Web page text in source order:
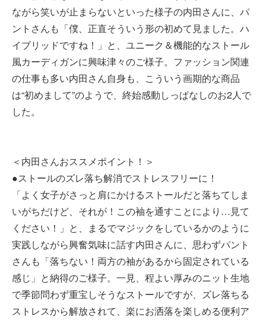
ながら笑いが止まらないといった様子の内田さんに、パ
ントさんも「僕、正直そういう形の初めて見ました。ハ
イブリッドですね！」と、ユニーク＆機能的なストール
風カーディガンに興味津々のご様子。ファッション関連
の仕事も多い内田さん自身も、こういう画期的な商品
は“初めまして”のようで、終始感動しっぱなしのお2人で
した。
＜内田さんおススメポイント！＞
●ストールのズレ落ち解消でストレスフリーに！
「よく女子がさっと肩にかけるストールだと落ちてしま
いがちだけど、それが！この袖を通すことにより…見て
ください！」と、まるでマジックをしているかのように
実践しながら興奮気味に話す内田さんに、思わずパント
さんも「落ちない！両方の袖があるから固定されている
感じ」と納得のご様子。一見、程よい厚みのニット生地
で季節問わず重宝しそうなストールですが、ズレ落ちる
ストレスから解放されて、楽にお洒落を楽しめる便利ア